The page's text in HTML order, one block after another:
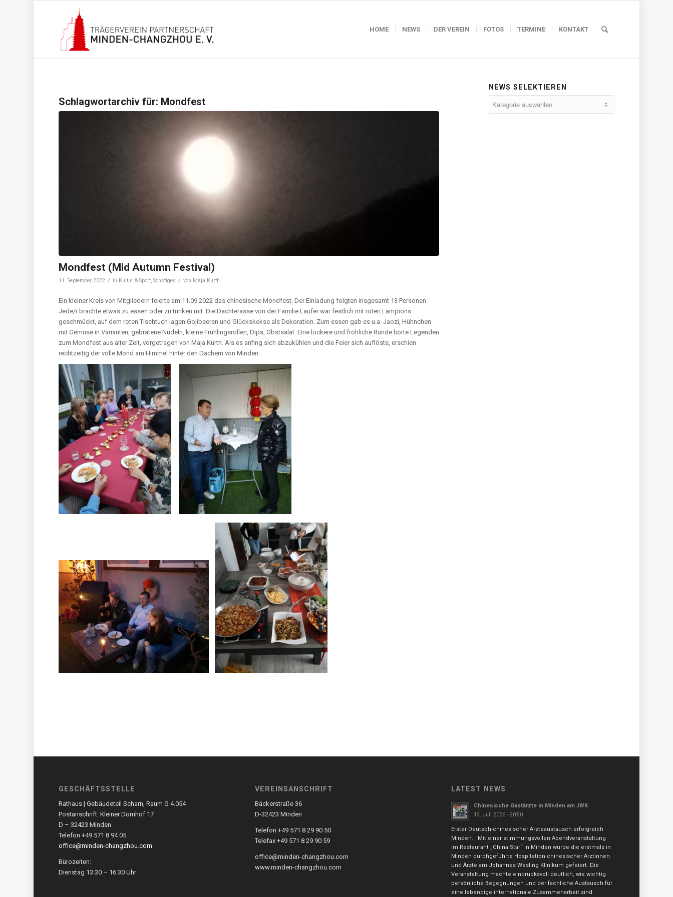
HOME NEWS DER VEREIN FOTOS TERMINE KONTAKT
Schlagwortarchiv für: Mondfest
Mondfest (Mid Autumn Festival)
11. September 2022 / in Kultur & Sport,Sonstiges / von Maja Kurth
Ein kleiner Kreis von Mitgliedern feierte am 11.09.2022 das chinesische Mondfest. Der Einladung folgten insgesamt 13 Personen.
Jede/r brachte etwas zu essen oder zu trinken mit. Die Dachterasse von der Familie Laufer war festlich mit roten Lampions
geschmückt, auf dem roten Tischtuch lagen Gojibeeren und Glückskekse als Dekoration. Zum essen gab es u.a. Jaozi, Hühnchen
mit Gemüse in Varianten, gebratene Nudeln, kleine Frühlingsrollen, Dips, Obstsalat. Eine lockere und fröhliche Runde hörte Legenden
zum Mondfest aus alter Zeit, vorgetragen von Maja Kurth. Als es anfing sich abzukühlen und die Feier sich auflöste, erschien
rechtzeitig der volle Mond am Himmel hinter den Dächern von Minden.
NEWS SELEKTIEREN
selektieren
GESCHÄFTSSTELLE
Rathaus | Gebäudeteil Scharn, Raum G 4.054
Postanschrift: Kleiner Domhof 17
D – 32423 Minden
Telefon +49 571 8 94 05
office@minden-changzhou.com
Bürozeiten:
Dienstag 13:30 – 16:30 Uhr
VEREINSANSCHRIFT
Bäckerstraße 36
D-32423 Minden
Telefon +49 571 8 29 90 50
Telefax +49 571 8 29 90 59
office@minden-changzhou.com
www.minden-changzhou.com
LATEST NEWS
Chinesische Gastärzte in Minden am JWK
13. Juli 2026 - 20:50
Erster Deutsch-chinesischer Ärzteaustausch erfolgreich
Minden. Mit einer stimmungsvollen Abendveranstaltung
im Restaurant „China Star“ in Minden wurde die erstmals in
Minden durchgeführte Hospitation chinesischer Ärztinnen
und Ärzte am Johannes Wesling Klinikum gefeiert. Die
Veranstaltung machte eindrucksvoll deutlich, wie wichtig
persönliche Begegnungen und der fachliche Austausch für
eine lebendige internationale Zusammenarbeit sind.